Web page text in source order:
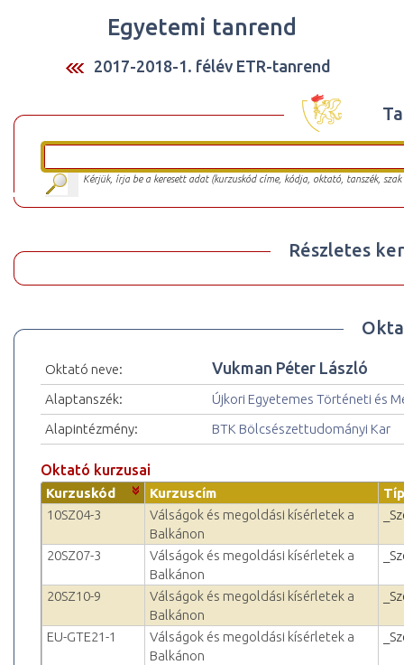
Egyetemi tanrend
2017-2018-1. félév ETR-tanrend
Kérjük, írja be a keresett adat (kurzuskód címe, kódja, oktató, tanszék,
Részletes
Oktató neve: Vukman Péter László
Alaptanszék:
Újkori Egyetemes Történeti és
Alapintézmény:
BTK Bölcsészettudományi Kar
Oktató kurzusai
Kurzuskód Kurzuscím
10SZ04-3
Válságok és megoldási kísérletek a
Balkánon
20SZ07-3
Válságok és megoldási kísérletek a
Balkánon
20SZ10-9
Válságok és megoldási kísérletek a
Balkánon
EU-GTE21-1
Válságok és megoldási kísérletek a
Balkánon